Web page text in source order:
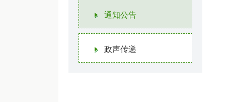
通知公告
政声传递